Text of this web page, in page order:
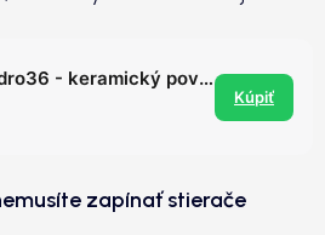
Ewocar Hydro36 - keramický povlak s výdržou až 36 mesiacov
Kúpiť
zapínať stierače